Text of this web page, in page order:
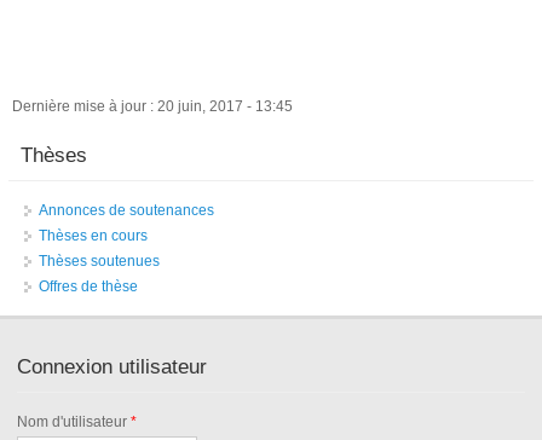
Dernière mise à jour : 20 juin, 2017 - 13:45
Thèses
Annonces de soutenances
Thèses en cours
Thèses soutenues
Offres de thèse
Connexion utilisateur
Nom d'utilisateur*